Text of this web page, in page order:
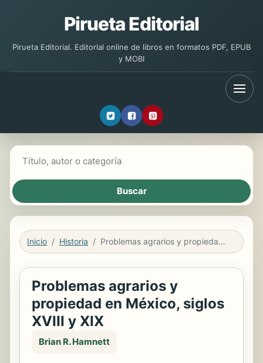
Pirueta Editorial
Pirueta Editorial. Editorial online de libros en formatos PDF, EPUB
y MOBI
Inicio Historia Problemas agrarios y propiedad en México, siglos XVIII y XIX
Problemas agrarios y
propiedad en México, siglos
XVIII y XIX
Brian R. Hamnett